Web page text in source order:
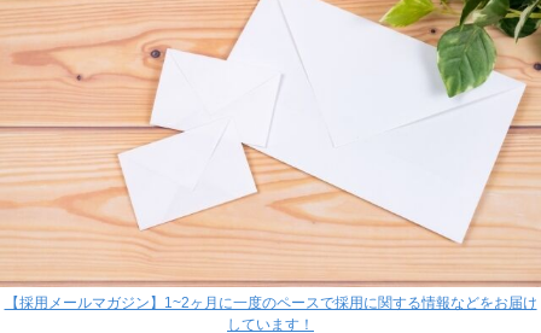
【採用メールマガジン】1~2ヶ月に一度のペースで採用に関する情報などをお届け
しています！